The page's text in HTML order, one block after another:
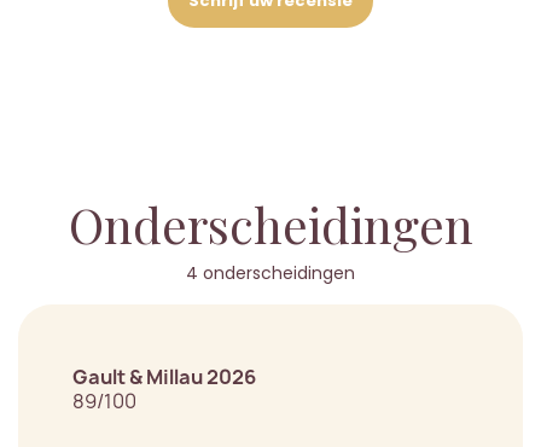
Onderscheidingen
4 onderscheidingen
Gault & Millau 2026
89/100